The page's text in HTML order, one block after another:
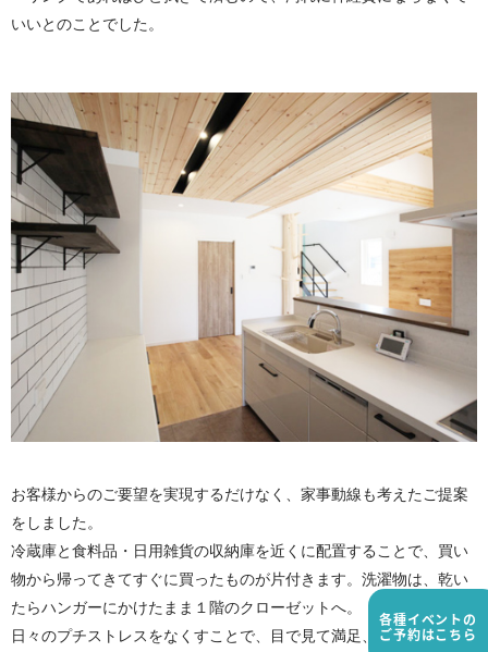
各種イベントの
ご予約はこちら
いいとのことでした。
お客様からのご要望を実現するだけなく、家事動線も考えたご提案
をしました。
冷蔵庫と食料品・日用雑貨の収納庫を近くに配置することで、買い
物から帰ってきてすぐに買ったものが片付きます。洗濯物は、乾い
たらハンガーにかけたまま１階のクローゼットへ。
日々のプチストレスをなくすことで、目で見て満足、暮らしてみて